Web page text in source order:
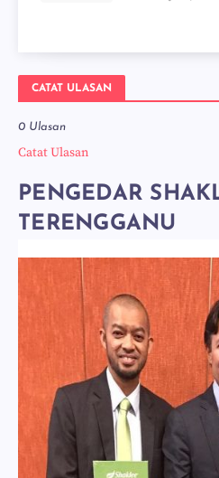
CATAT ULASAN
0 Ulasan
Catat Ulasan
PENGEDAR
TERENGGANU